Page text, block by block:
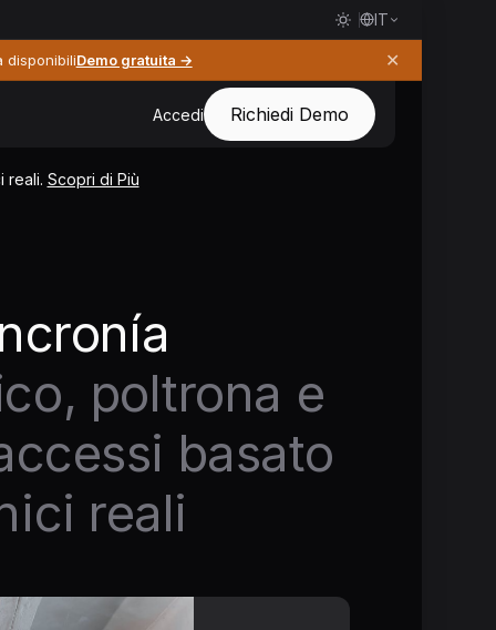
IT
disponibiliDemo gratuita → ✕
Accedi Richiedi Demo
reali. Scopri di Più
poltrona e
basato
reali